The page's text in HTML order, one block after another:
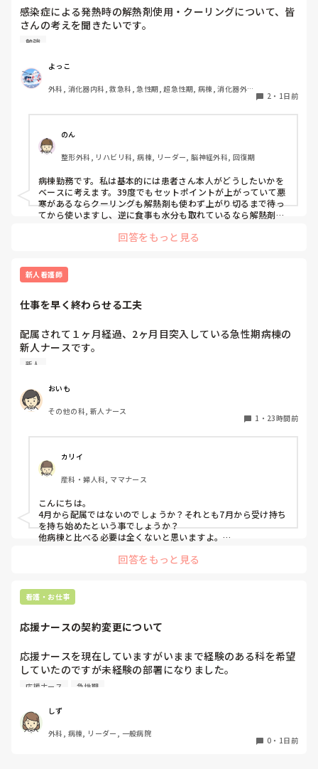
早く色々覚えたい！という、意欲があまり感じられず…これ
はPNS云々よりも、その新人の性格かな？とも思いました
が、ほとんどの新人に当てはまりました。。。時代柄でしょ
私はどちらかといえば、PNSは好きじゃありません。
でもPNSでやれというからには、もっと業務量に見合った、
新人を指導しながら業務ができるゆとりが欲しいです。
いと思いますか？
感染症による発熱時の解熱剤使用・クーリングについて、皆
さんの考えを聞きたいです。
ばかりの患者さんがいるとします。当然、原因がすぐに改善
するわけではないため、解熱剤を使用して一時的に解熱して
も、効果が切れれば再度発熱する可能性があります。
特に高齢者の場合、
・高熱が持続することで代謝・酸素消費量が増え、循環・呼
吸への負担や体力消耗につながる
・一方で、解熱剤で一度下がったあと再び発熱すると、悪寒
やシバリングを伴うこともあり、体温が上下する過程自体も
負担になる
という両面があると思っています。
ング」と体温だけで判断するより、苦痛の程度、HR・RR、
見て、発熱による負荷が大きい場合に解熱する方が良いので
はないかと考えています。
また、感染性発熱でセットポイントが上昇している段階、特
んが希望する場合を除いて積極的に行うメリットがあまりな
いのでは？とも感じています。
「解熱剤を使う・使わない」
「クーリングする・しない」
を何を基準に判断していますか？
みたいです。
勉強
よっこ
外科, 消化器内科, 救急科, 急性期, 超急性期, 病棟, 消化器外
2 ・ 1日前
のん
整形外科, リハビリ科, 病棟, リーダー, 脳神経外科, 回復期
病棟勤務です。私は基本的には患者さん本人がどうしたいかを
ベースに考えます。39度でもセットポイントが上がっていて悪
寒があるならクーリングも解熱剤も使わず上がり切るまで待っ
てから使いますし、逆に食事も水分も取れているなら解熱剤は
担になっているようなら速やかに解熱を行います。高齢者の場
その患者さんがどうかとかその時の状況によって対応は様々あ
ると思うので、この場合はこうするみたいなパターン的なもの
回答をもっと見る
新人看護師
仕事を早く終わらせる工夫
配属されて１ヶ月経過、2ヶ月目突入している急性期病棟の
新人ナースです。
他の病棟の同期は4、5人受け持っている中まだ2人しか受け
しかも、2人受け持ちで平均1～3時間は残業しています。3
人目に入れないことに焦りを感じています。
頂きたいです。
新人
おいも
その他の科, 新人ナース
1 ・ 23時間前
カリイ
産科・婦人科, ママナース
こんにちは。
4月から配属ではないのでしょうか？それとも7月から受け持ち
を持ち始めたという事でしょうか？
他病棟と比べる必要は全くないと思いますよ。
まず、同じ病棟の先輩達はどうしていますか？先輩と比較して
す。
前日受け持ちがわかるなら、やりそうな処置等、手順や必要物
まで見学したり、マニュアルをみて先輩から教わってきた事の
これは私が新人時代、先輩に言われたことなのですが「そもそ
も超勤する前提で仕事してるよね？終わらせようとしてるな
ら、その動きにはならないよ。」と。今なら言いたいことがわ
超勤の手当はもらえますか？新人は超勤もらえなかったり、も
らえれば先輩達からブーイングと良いこと無しなので、とにか
く定時過ぎには終わるに限ります。一度先輩に相談しつつ、準
備や予習をして挑みましょう！
回答をもっと見る
看護・お仕事
応援ナースの契約変更について
応援ナースを現在していますがいままで経験のある科を希望
していたのですが未経験の部署になりました。
急性期なのもあって夜勤が不安で日勤のみに変更してもらう
容変更された経験のある方はいますか？
その場合給料も変更になりますか？
応援ナース 急性期
しず
外科, 病棟, リーダー, 一般病院
0 ・ 1日前